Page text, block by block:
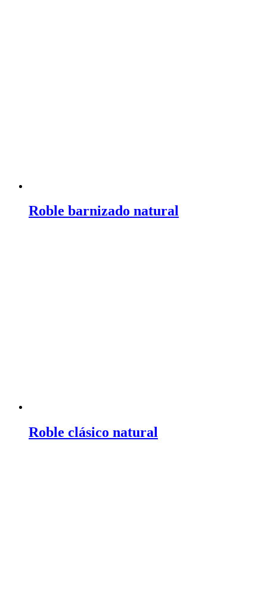
Roble barnizado natural
Roble clásico natural